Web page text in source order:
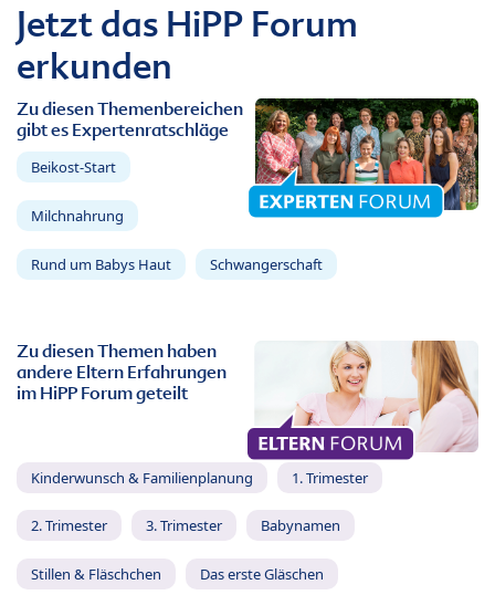
Jetzt das HiPP Forum
erkunden
Zu diesen Themenbereichen
gibt es Expertenratschläge
Beikost-Start
Milchnahrung
Rund um Babys Haut Schwangerschaft
Zu diesen Themen haben
andere Eltern Erfahrungen
im HiPP Forum geteilt
Kinderwunsch & Familienplanung 1. Trimester
2. Trimester 3. Trimester Babynamen
Stillen & Fläschchen Das erste Gläschen